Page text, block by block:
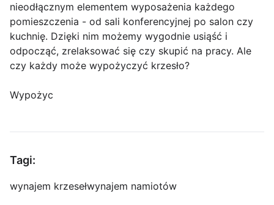
nieodłącznym elementem wyposażenia każdego
pomieszczenia - od sali konferencyjnej po salon czy
kuchnię. Dzięki nim możemy wygodnie usiąść i
odpocząć, zrelaksować się czy skupić na pracy. Ale
czy każdy może wypożyczyć krzesło?
Wypożyc
Tagi:
wynajem krzesełwynajem namiotów